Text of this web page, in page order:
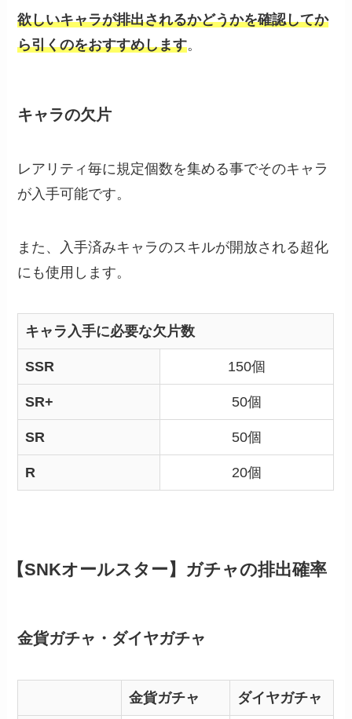
欲しいキャラが排出されるかどうかを確認してか
ら引くのをおすすめします。
キャラの欠片
レアリティ毎に規定個数を集める事でそのキャラ
が入手可能です。
また、入手済みキャラのスキルが開放される超化
にも使用します。
キャラ入手に必要な欠片数
SSR 150個
SR+ 50個
SR 50個
R 20個
【SNKオールスター】ガチャの排出確率
金貨ガチャ・ダイヤガチャ
金貨ガチャ ダイヤガチャ